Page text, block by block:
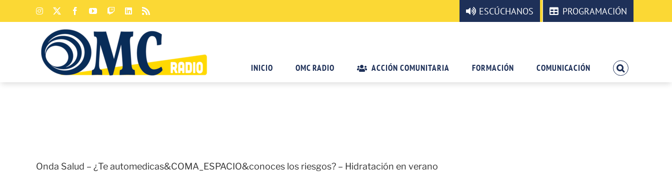
Instagram FacebookYouTube
TwitchLinkedIn ESCÚCHANOS PROGRAMACIÓN
INICIO OMC RADIO ACCIÓN COMUNITARIA FORMACIÓN COMUNICACIÓN
Onda Salud – ¿Te automedicas&COMA_ESPACIO&conoces los riesgos? – Hidratación en verano